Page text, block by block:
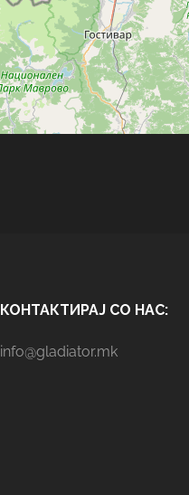
КОНТАКТИРАЈ СО НАС:
info@gladiator.mk